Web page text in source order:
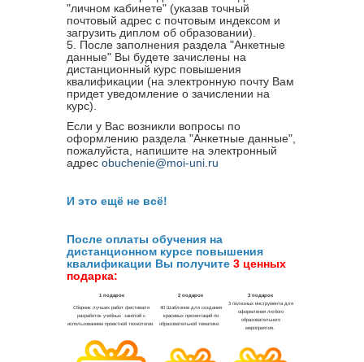
"личном кабинете" (указав точный
почтовый адрес с почтовым индексом и
загрузить диплом об образовании).
5. После заполнения раздела "Анкетные
данные" Вы будете зачислены на
дистанционный курс повышения
квалификации (на электронную почту Вам
придет уведомление о зачислении на
курс).
Если у Вас возникли вопросы по
оформлению раздела "Анкетные данные",
пожалуйста, напишите на электронный
адрес obuchenie@moi-uni.ru
И это ещё не всё!
После оплаты обучения на
дистанционном курсе повышения
квалификации Вы получите 3 ценных
подарка: